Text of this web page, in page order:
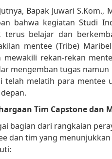
Bapak Juwari
bahwa kegiatan Studi
terus belajar dan
mentee (Tribe)
mewakili rekan-rekan
mengemban tugas
telah melatih para mentee
Tim Capstone dan
bagian dari rangkaian
dan tim yang